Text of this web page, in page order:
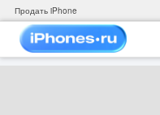
Продать iPhone